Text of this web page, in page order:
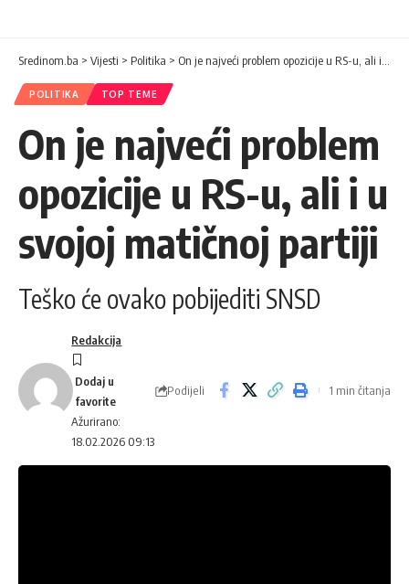
Sredinom.ba > Vijesti > Politika > On je najveći problem opozicije u RS-u, ali i u svojoj matičnoj partiji
POLITIKA TOP TEME
On je najveći problem
opozicije u RS-u, ali i u
svojoj matičnoj partiji
Teško će ovako pobijediti SNSD
Ažurirano:
18.02.2026 09:13
Redakcija
Podijeli 1 min čitanja